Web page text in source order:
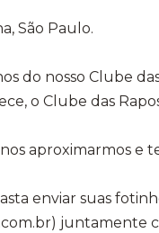
São Paulo.
do nosso Clube
o Clube das
aproximarmos e
enviar suas
juntamente